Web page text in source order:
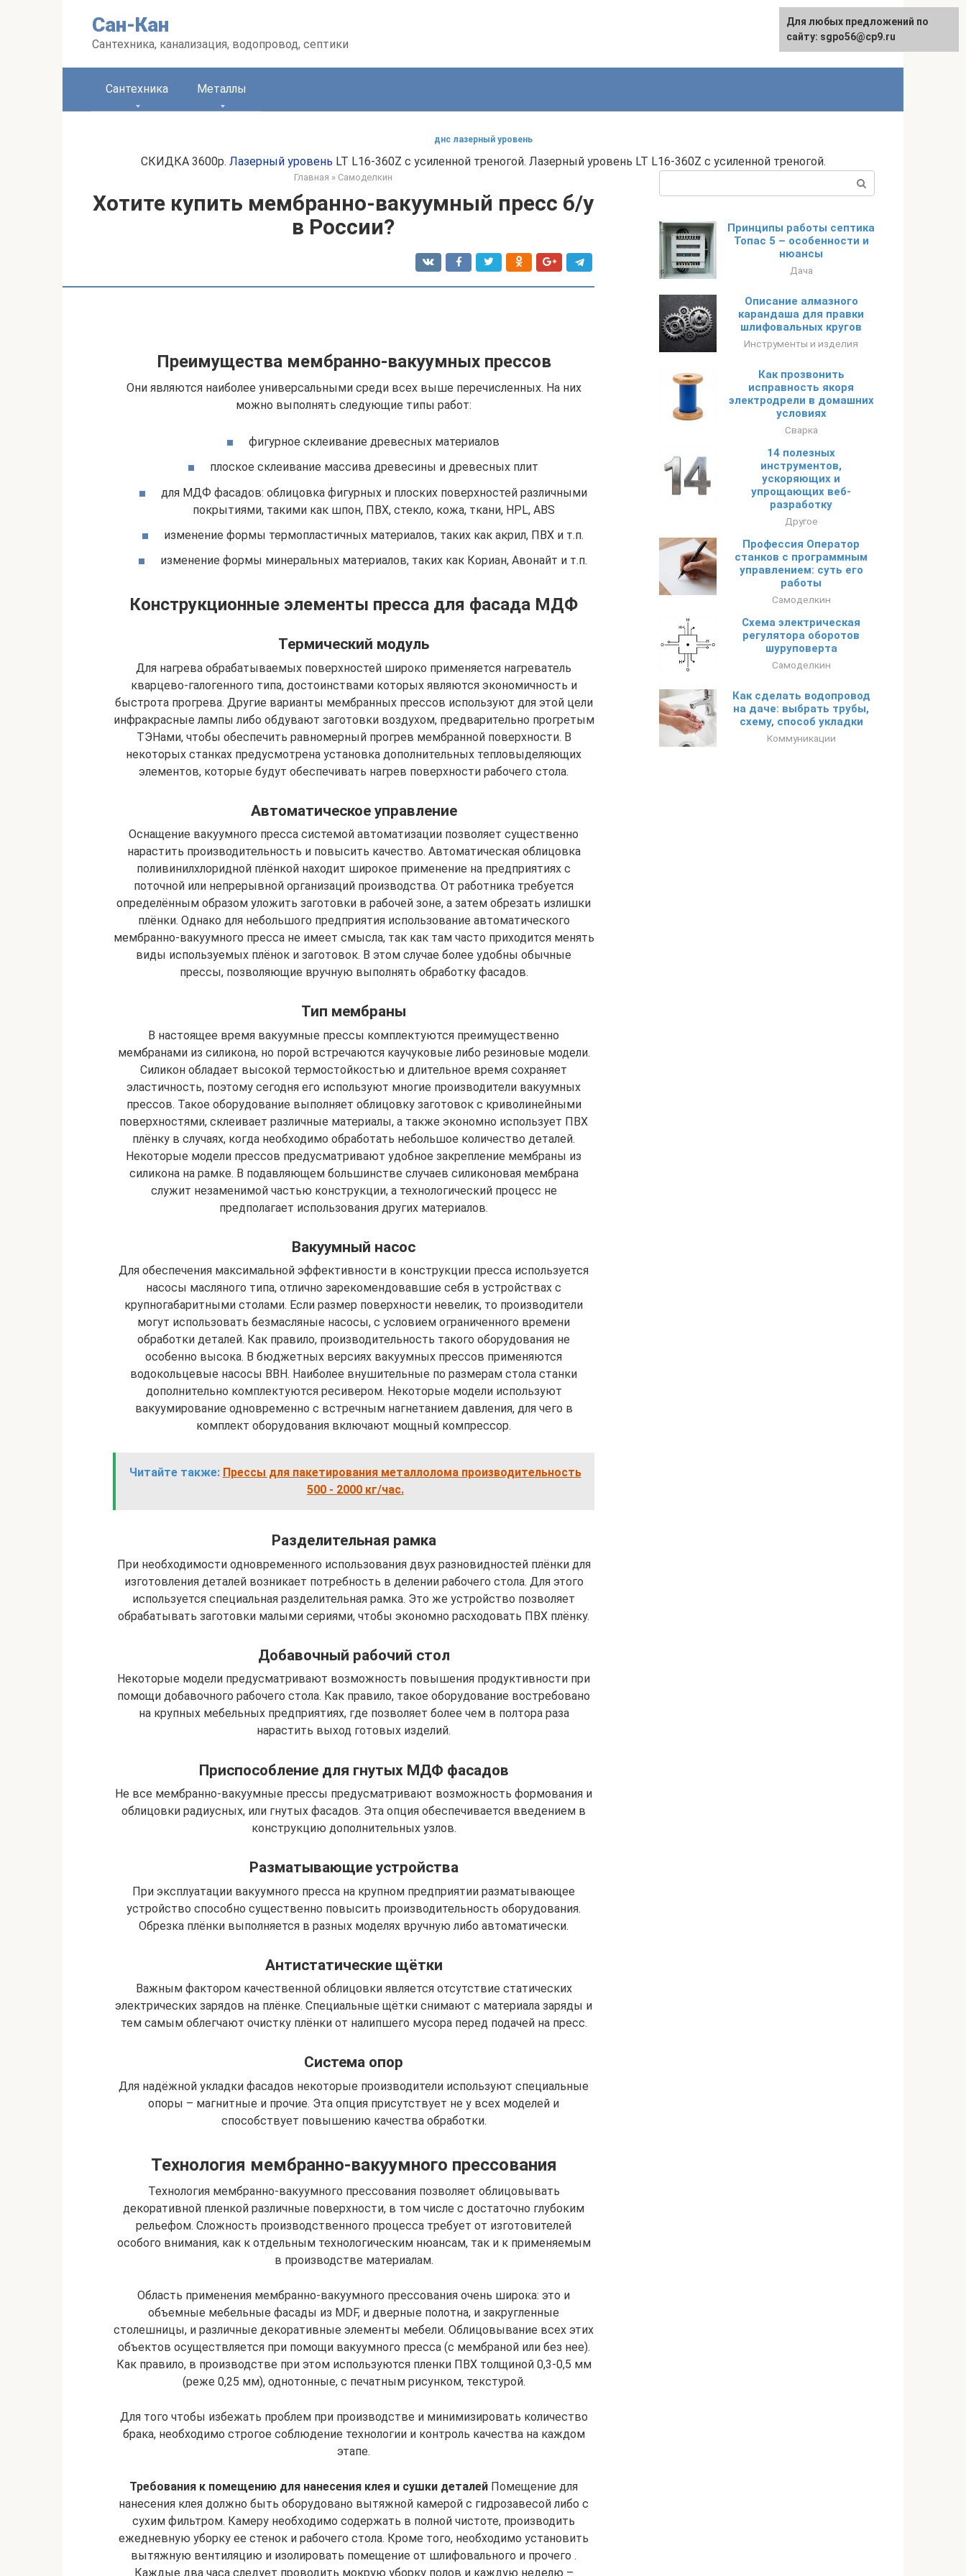
Сан-Кан
Сантехника, канализация, водопровод, септики
English
Сантехника Металлы
днс лазерный уровень
СКИДКА 3600р. Лазерный уровень LT L16-360Z с усиленной треногой. Лазерный уровень LT L16-360Z с усиленной треногой.
Главная » Самоделкин
Хотите купить мембранно-вакуумный пресс б/у
в России?
Преимущества мембранно-вакуумных прессов
Они являются наиболее универсальными среди всех выше перечисленных. На них
можно выполнять следующие типы работ:
фигурное склеивание древесных материалов
плоское склеивание массива древесины и древесных плит
для МДФ фасадов: облицовка фигурных и плоских поверхностей различными
покрытиями, такими как шпон, ПВХ, стекло, кожа, ткани, HPL, ABS
изменение формы термопластичных материалов, таких как акрил, ПВХ и т.п.
изменение формы минеральных материалов, таких как Кориан, Авонайт и т.п.
Конструкционные элементы пресса для фасада МДФ
Термический модуль
Для нагрева обрабатываемых поверхностей широко применяется нагреватель
кварцево-галогенного типа, достоинствами которых являются экономичность и
быстрота прогрева. Другие варианты мембранных прессов используют для этой цели
инфракрасные лампы либо обдувают заготовки воздухом, предварительно прогретым
ТЭНами, чтобы обеспечить равномерный прогрев мембранной поверхности. В
некоторых станках предусмотрена установка дополнительных тепловыделяющих
элементов, которые будут обеспечивать нагрев поверхности рабочего стола.
Автоматическое управление
Оснащение вакуумного пресса системой автоматизации позволяет существенно
нарастить производительность и повысить качество. Автоматическая облицовка
поливинилхлоридной плёнкой находит широкое применение на предприятиях с
поточной или непрерывной организаций производства. От работника требуется
определённым образом уложить заготовки в рабочей зоне, а затем обрезать излишки
плёнки. Однако для небольшого предприятия использование автоматического
мембранно-вакуумного пресса не имеет смысла, так как там часто приходится менять
виды используемых плёнок и заготовок. В этом случае более удобны обычные
прессы, позволяющие вручную выполнять обработку фасадов.
Тип мембраны
В настоящее время вакуумные прессы комплектуются преимущественно
мембранами из силикона, но порой встречаются каучуковые либо резиновые модели.
Силикон обладает высокой термостойкостью и длительное время сохраняет
эластичность, поэтому сегодня его используют многие производители вакуумных
прессов. Такое оборудование выполняет облицовку заготовок с криволинейными
поверхностями, склеивает различные материалы, а также экономно использует ПВХ
плёнку в случаях, когда необходимо обработать небольшое количество деталей.
Некоторые модели прессов предусматривают удобное закрепление мембраны из
силикона на рамке. В подавляющем большинстве случаев силиконовая мембрана
служит незаменимой частью конструкции, а технологический процесс не
предполагает использования других материалов.
Вакуумный насос
Для обеспечения максимальной эффективности в конструкции пресса используется
насосы масляного типа, отлично зарекомендовавшие себя в устройствах с
крупногабаритными столами. Если размер поверхности невелик, то производители
могут использовать безмасляные насосы, с условием ограниченного времени
обработки деталей. Как правило, производительность такого оборудования не
особенно высока. В бюджетных версиях вакуумных прессов применяются
водокольцевые насосы ВВН. Наиболее внушительные по размерам стола станки
дополнительно комплектуются ресивером. Некоторые модели используют
вакуумирование одновременно с встречным нагнетанием давления, для чего в
комплект оборудования включают мощный компрессор.
Читайте также: Прессы для пакетирования металлолома производительность
500 - 2000 кг/час.
Разделительная рамка
При необходимости одновременного использования двух разновидностей плёнки для
изготовления деталей возникает потребность в делении рабочего стола. Для этого
используется специальная разделительная рамка. Это же устройство позволяет
обрабатывать заготовки малыми сериями, чтобы экономно расходовать ПВХ плёнку.
Добавочный рабочий стол
Некоторые модели предусматривают возможность повышения продуктивности при
помощи добавочного рабочего стола. Как правило, такое оборудование востребовано
на крупных мебельных предприятиях, где позволяет более чем в полтора раза
нарастить выход готовых изделий.
Приспособление для гнутых МДФ фасадов
Не все мембранно-вакуумные прессы предусматривают возможность формования и
облицовки радиусных, или гнутых фасадов. Эта опция обеспечивается введением в
конструкцию дополнительных узлов.
Разматывающие устройства
При эксплуатации вакуумного пресса на крупном предприятии разматывающее
устройство способно существенно повысить производительность оборудования.
Обрезка плёнки выполняется в разных моделях вручную либо автоматически.
Антистатические щётки
Важным фактором качественной облицовки является отсутствие статических
электрических зарядов на плёнке. Специальные щётки снимают с материала заряды и
тем самым облегчают очистку плёнки от налипшего мусора перед подачей на пресс.
Система опор
Для надёжной укладки фасадов некоторые производители используют специальные
опоры – магнитные и прочие. Эта опция присутствует не у всех моделей и
способствует повышению качества обработки.
Технология мембранно-вакуумного прессования
Технология мембранно-вакуумного прессования позволяет облицовывать
декоративной пленкой различные поверхности, в том числе с достаточно глубоким
рельефом. Сложность производственного процесса требует от изготовителей
особого внимания, как к отдельным технологическим нюансам, так и к применяемым
в производстве материалам.
Область применения мембранно-вакуумного прессования очень широка: это и
объемные мебельные фасады из MDF, и дверные полотна, и закругленные
столешницы, и различные декоративные элементы мебели. Облицовывание всех этих
объектов осуществляется при помощи вакуумного пресса (с мембраной или без нее).
Как правило, в производстве при этом используются пленки ПВХ толщиной 0,3-0,5 мм
(реже 0,25 мм), однотонные, с печатным рисунком, текстурой.
Для того чтобы избежать проблем при производстве и минимизировать количество
брака, необходимо строгое соблюдение технологии и контроль качества на каждом
этапе.
Требования к помещению для нанесения клея и сушки деталей Помещение для
нанесения клея должно быть оборудовано вытяжной камерой с гидрозавесой либо с
сухим фильтром. Камеру необходимо содержать в полной чистоте, производить
ежедневную уборку ее стенок и рабочего стола. Кроме того, необходимо установить
вытяжную вентиляцию и изолировать помещение от шлифовального и прочего .
Каждые два часа следует проводить мокрую уборку полов и каждую неделю –
Принципы работы септика
Топас 5 – особенности и
нюансы
Дача
Описание алмазного
карандаша для правки
шлифовальных кругов
Инструменты и изделия
Как прозвонить
исправность якоря
электродрели в домашних
условиях
Сварка
14 полезных
инструментов,
ускоряющих и
упрощающих веб-
разработку
Другое
Профессия Оператор
станков с программным
управлением: суть его
работы
Самоделкин
Схема электрическая
регулятора оборотов
шуруповерта
Самоделкин
Как сделать водопровод
на даче: выбрать трубы,
схему, способ укладки
Коммуникации
Для любых предложений по
сайту: sgpo56@cp9.ru